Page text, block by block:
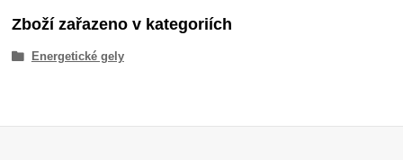
Zboží zařazeno v kategoriích
Energetické gely